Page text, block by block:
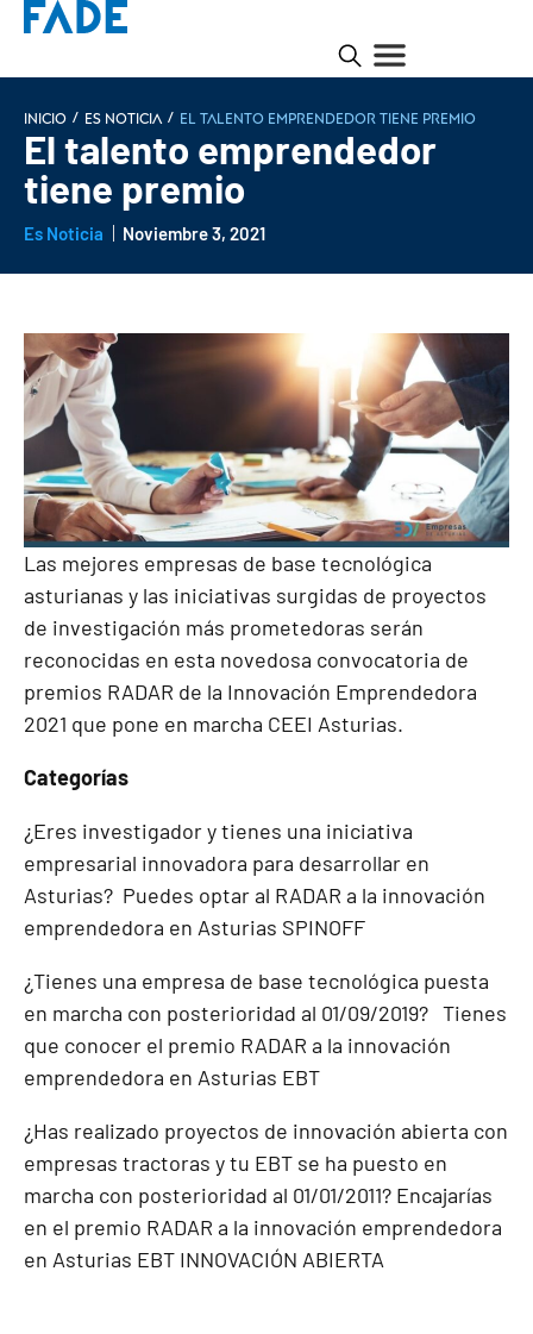
INICIO / Es noticia / El talento emprendedor tiene premio
El talento emprendedor
tiene premio
Es Noticia Noviembre 3, 2021
Las mejores empresas de base tecnológica
asturianas y las iniciativas surgidas de proyectos
de investigación más prometedoras serán
reconocidas en esta novedosa convocatoria de
premios RADAR de la Innovación Emprendedora
2021 que pone en marcha CEEI Asturias.
Categorías
¿Eres investigador y tienes una iniciativa
empresarial innovadora para desarrollar en
Asturias? Puedes optar al RADAR a la innovación
emprendedora en Asturias SPINOFF
¿Tienes una empresa de base tecnológica puesta
en marcha con posterioridad al 01/09/2019? Tienes
que conocer el premio RADAR a la innovación
emprendedora en Asturias EBT
¿Has realizado proyectos de innovación abierta con
empresas tractoras y tu EBT se ha puesto en
marcha con posterioridad al 01/01/2011? Encajarías
en el premio RADAR a la innovación emprendedora
en Asturias EBT INNOVACIÓN ABIERTA